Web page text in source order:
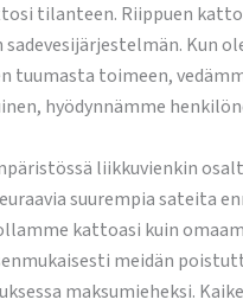
tilanteen. Riippuen
Kun
toimeen,
hyödynnämme
liikkuvienkin
suurempia sateita
kattoasi kuin
meidän
maksumieheksi.